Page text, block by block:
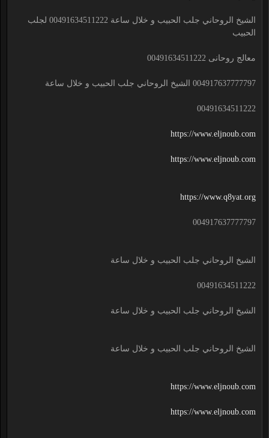
الشيخ الروحاني جلب الحبيب و خلال ساعة 00491634511222 لجلب
الحبيب
معالج روحانى 00491634511222
004917637777797 الشيخ الروحاني جلب الحبيب و خلال ساعة
00491634511222
https://www.eljnoub.com
https://www.eljnoub.com
https://www.q8yat.org
004917637777797
الشيخ الروحاني جلب الحبيب و خلال ساعة
00491634511222
الشيخ الروحاني جلب الحبيب و خلال ساعة
الشيخ الروحاني جلب الحبيب و خلال ساعة
https://www.eljnoub.com
https://www.eljnoub.com